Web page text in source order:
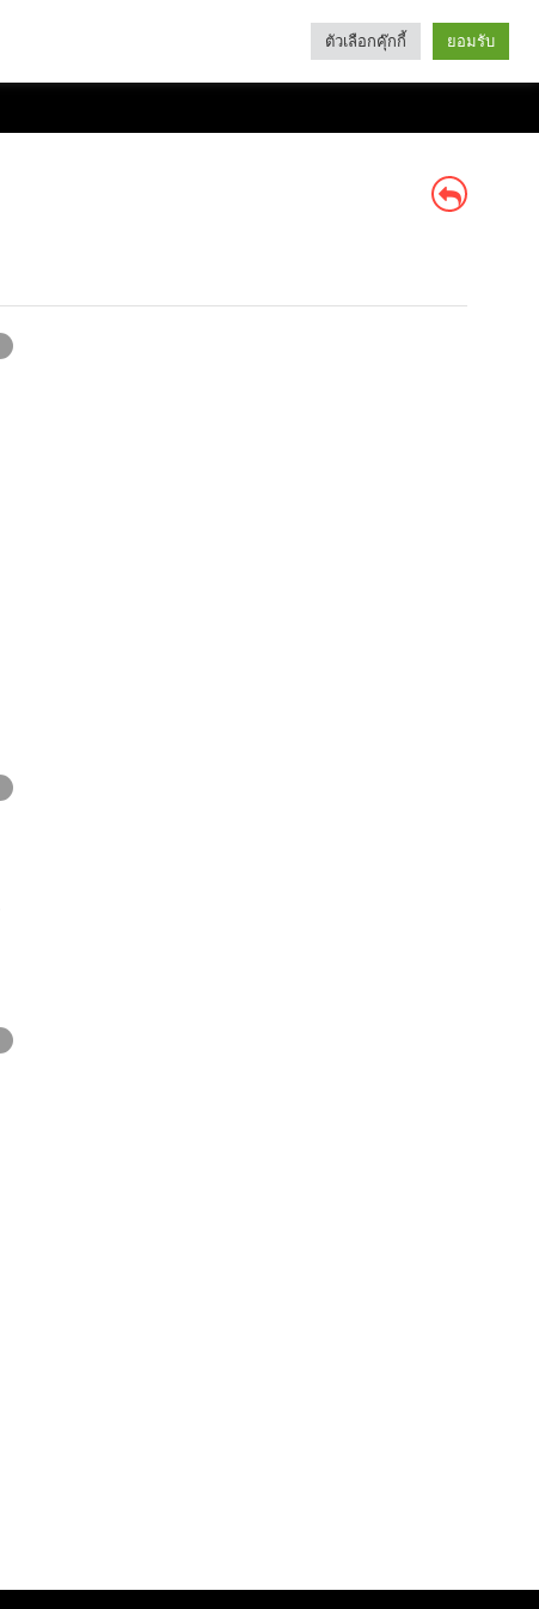
Categories
ตัวเลือกคุ๊กกี้ ยอมรับ